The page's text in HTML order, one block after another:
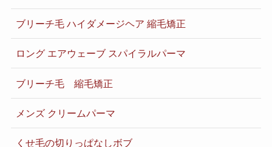
ブリーチ毛 ハイダメージヘア 縮毛矯正
ロング エアウェーブ スパイラルパーマ
ブリーチ毛 縮毛矯正
メンズ クリームパーマ
くせ毛の切りっぱなしボブ